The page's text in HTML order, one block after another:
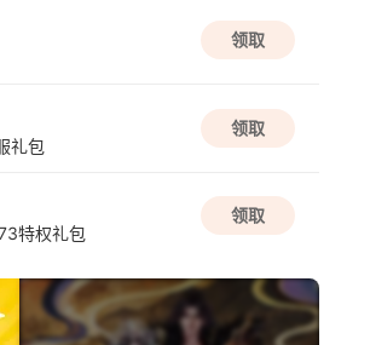
半Q版
多人联机 冒险
二
领取
礼包
领取
特权礼包
领取